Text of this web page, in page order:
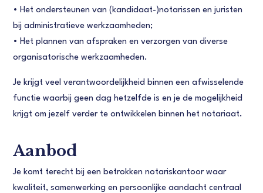
• Het ondersteunen van (kandidaat-)notarissen en juristen
bij administratieve werkzaamheden;
• Het plannen van afspraken en verzorgen van diverse
organisatorische werkzaamheden.
Je krijgt veel verantwoordelijkheid binnen een afwisselende
functie waarbij geen dag hetzelfde is en je de mogelijkheid
krijgt om jezelf verder te ontwikkelen binnen het notariaat.
Aanbod
Je komt terecht bij een betrokken notariskantoor waar
kwaliteit, samenwerking en persoonlijke aandacht centraal